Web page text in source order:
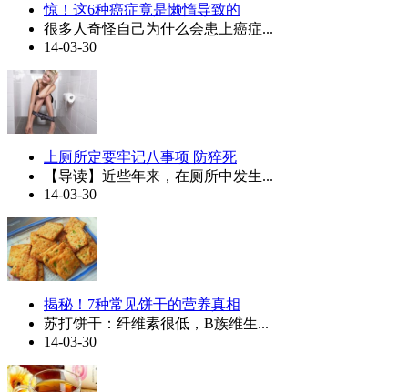
惊！这6种癌症竟是懒惰导致的
很多人奇怪自己为什么会患上癌症...
14-03-30
上厕所定要牢记八事项 防猝死
【导读】近些年来，在厕所中发生...
14-03-30
揭秘！7种常见饼干的营养真相
苏打饼干：纤维素很低，B族维生...
14-03-30